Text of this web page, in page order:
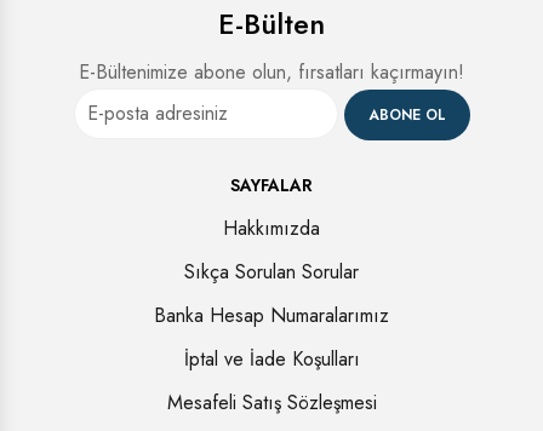
E-Bülten
E-Bültenimize abone olun, fırsatları kaçırmayın!
ABONE OL
SAYFALAR
Hakkımızda
Sıkça Sorulan Sorular
Banka Hesap Numaralarımız
İptal ve İade Koşulları
Mesafeli Satış Sözleşmesi